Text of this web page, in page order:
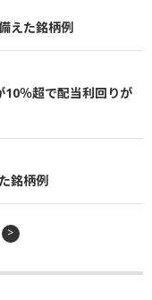
えた銘柄例
10％超で配当利回りが
銘柄例